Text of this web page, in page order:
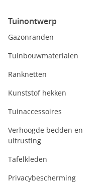
Tuinontwerp
Gazonranden
Tuinbouwmaterialen
Ranknetten
Kunststof hekken
Tuinaccessoires
Verhoogde bedden en
uitrusting
Tafelkleden
Privacybescherming